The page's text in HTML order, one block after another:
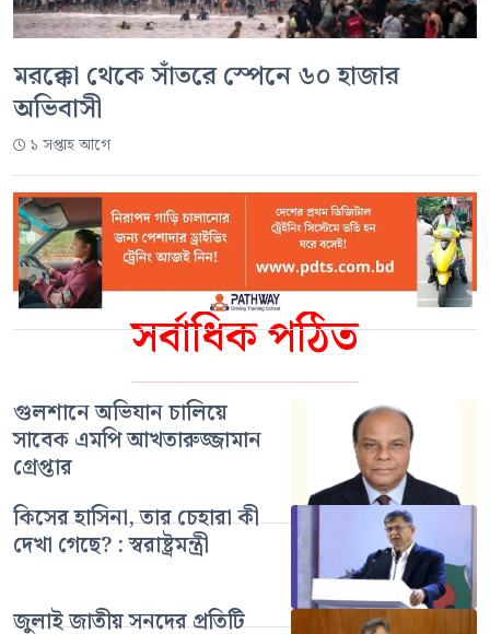
সর্বাধিক পঠিত
গুলশানে অভিযান চালিয়ে
সাবেক এমপি আখতারুজ্জামান
গ্রেপ্তার
কিসের হাসিনা, তার চেহারা কী
দেখা গেছে? : স্বরাষ্ট্রমন্ত্রী
জুলাই জাতীয় সনদের প্রতিটি
মরক্কো থেকে সাঁতরে স্পেনে ৬০ হাজার
অভিবাসী
১ সপ্তাহ আগে